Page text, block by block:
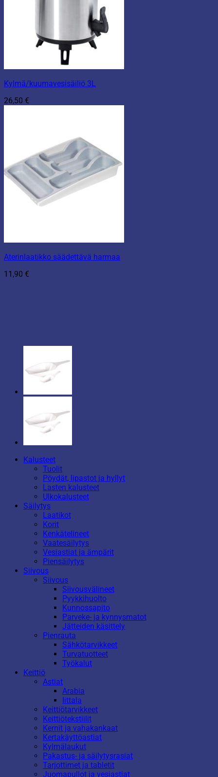
Kylmä/kuumavesisäiliö 3L
26,50 €
Aterinlaatikko säädettävä harmaa
11,90 €
Kalusteet
Tuolit
Pöydät, lipastot ja hyllyt
Lasten kalusteet
Ulkokalusteet
Säilytys
Laatikot
Korit
Kenkätelineet
Vaatesäilytys
Vesiastiat ja ämpärit
Piensäilytys
Siivous
Siivous
Siivousvälineet
Pyykkihuolto
Kunnossapito
Parveke- ja kynnysmatot
Jätteiden käsittely
Pienrauta
Sähkötarvikkeet
Turvatuotteet
Työkalut
Keittiö
Astiat
Arabia
Iittala
Keittiötarvikkeet
Keittiötekstiilit
Kernit ja vahakankaat
Kertakäyttöastiat
Kylmälaukut
Pakastus- ja säilytysrasiat
Tarjottimet ja tabletit
Juomapullot ja vesiastiat